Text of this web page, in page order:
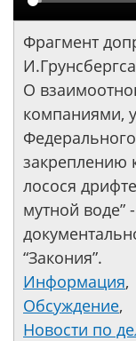
Фрагмент
О
компаниями,
закреплению
лосося
мутной
“Закония”.
Информация,
Обсуждение,
Новости по